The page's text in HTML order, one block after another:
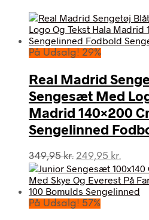
På Udsalg! 29%
Real Madrid
Sengesæt Med
Madrid 140×200
Sengelinned
349,95kr. Den
oprindelige
pris
var:
349,95 kr..
249,95 kr.
pris
er:
På Udsalg! 57%